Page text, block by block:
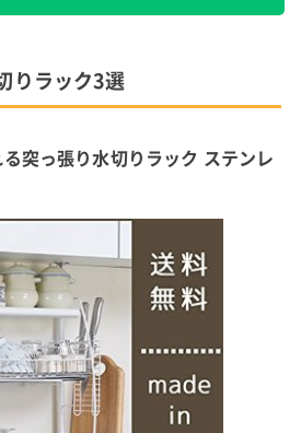
りラック3選
突っ張り水切りラック ステンレ